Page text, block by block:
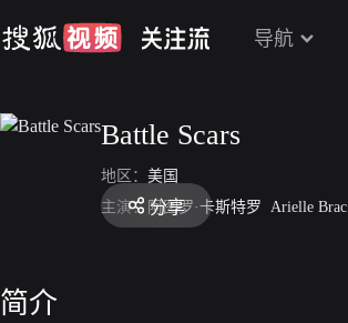
导航
Battle Scars
地区： 美国
主演： 阿图罗·卡斯特罗 Arielle Brachfeld
分享
简介